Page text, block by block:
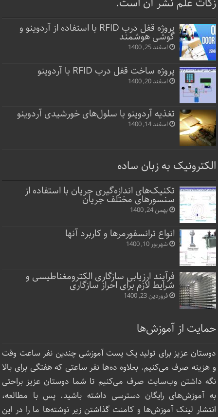
پروژه قفل‌ درب RFID با استفاده از آردوینو و
گوشی هوشمند
اسفند 25, 1400
پروژه ساخت قفل‌ درب RFID با آردوینو
اسفند 20, 1400
تغذیه آردوینو با سلول‌های خورشیدی آردوینو
اسفند 14, 1400
الکترونیک به زبان ساده
تکنیک‌های اندازه‌گیری جریان با استفاده از
سنسورهای مختلف جریان
بهمن 24, 1400
انواع ترانسفورمرها و کاربرد آنها
شهریور 10, 1400
فرآیند ارزیابی سازگاری الکترومغناطیسی و
شرایط لازم برای احراز سازگاری
فروردین 23, 1400
حمایت از آموزش‌ها
دوستان عزیز برای تولید یک پست آموزشی چندین نفر ساعت‌ وقت
و هزینه صرف می‌کنیم. بعلاوه ده‌ها نفر ساعتی که هفتگی برای بالا
نگه داشتن وب‌سایت صرف ‌می‌کنیم تا شما دوستان عزیز براحتی
به آموزش‌های رایگان دسترسی داشته باشید. پس با مطالعه،
انتشار لینک‌ آموزش‌ها و کامنت گذاشتن زیر نوشته‌‌ها ما را در این